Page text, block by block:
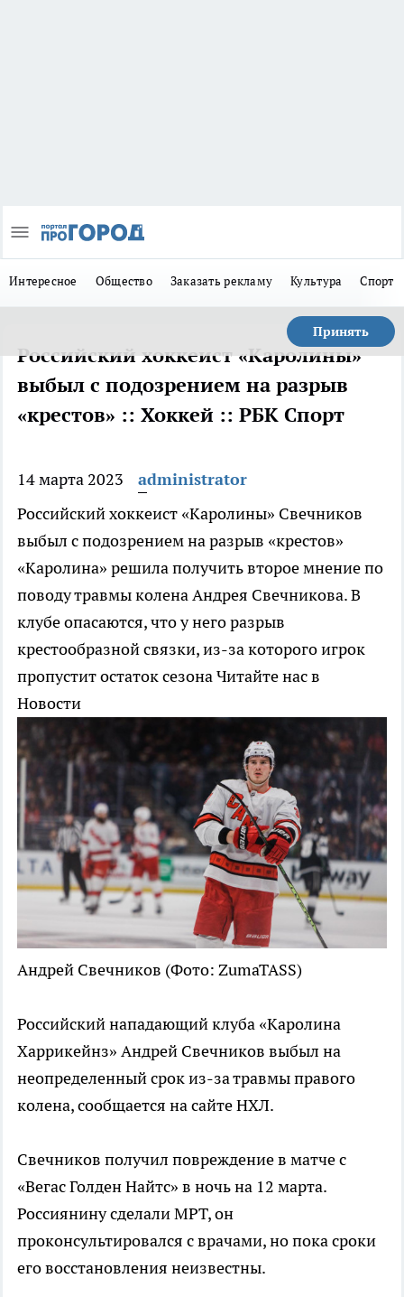
Интересное Общество Заказать рекламу Культура Спорт
Принять
Российский хоккеист «Каролины»
выбыл с подозрением на разрыв
«крестов» :: Хоккей :: РБК Спорт
14 марта 2023
administrator
Российский хоккеист «Каролины» Свечников
выбыл с подозрением на разрыв «крестов»
«Каролина» решила получить второе мнение по
поводу травмы колена Андрея Свечникова. В
клубе опасаются, что у него разрыв
крестообразной связки, из-за которого игрок
пропустит остаток сезонаЧитайте нас в
Новости
Андрей Свечников (Фото: ZumaTASS)
Российский нападающий клуба «Каролина
Харрикейнз» Андрей Свечников выбыл на
неопределенный срок из-за травмы правого
колена, сообщается на сайте НХЛ.
Свечников получил повреждение в матче с
«Вегас Голден Найтс» в ночь на 12 марта.
Россиянину сделали МРТ, он
проконсультировался с врачами, но пока сроки
его восстановления неизвестны.